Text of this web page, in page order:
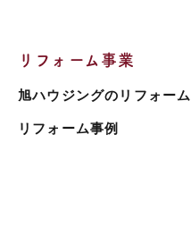
リフォーム事業
旭ハウジングのリフォーム
リフォーム事例